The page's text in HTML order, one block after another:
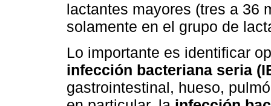
lactantes mayores (tres a 36
solamente en el grupo de
Lo importante es identificar
infección bacteriana seria
gastrointestinal, hueso,